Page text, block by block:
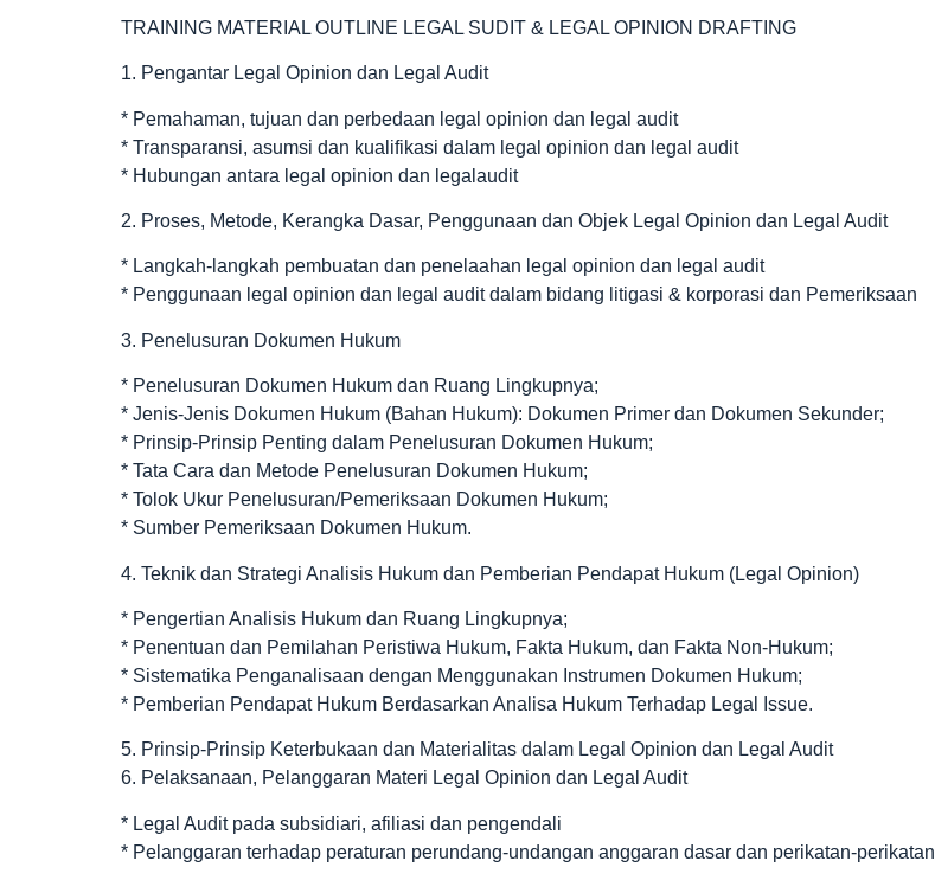
TRAINING MATERIAL OUTLINE LEGAL SUDIT & LEGAL OPINION DRAFTING
1. Pengantar Legal Opinion dan Legal Audit
* Pemahaman, tujuan dan perbedaan legal opinion dan legal audit
* Transparansi, asumsi dan kualifikasi dalam legal opinion dan legal audit
* Hubungan antara legal opinion dan legalaudit
2. Proses, Metode, Kerangka Dasar, Penggunaan dan Objek Legal Opinion dan Legal Audit
* Langkah-langkah pembuatan dan penelaahan legal opinion dan legal audit
* Penggunaan legal opinion dan legal audit dalam bidang litigasi & korporasi dan Pemeriksaan
3. Penelusuran Dokumen Hukum
* Penelusuran Dokumen Hukum dan Ruang Lingkupnya;
* Jenis-Jenis Dokumen Hukum (Bahan Hukum): Dokumen Primer dan Dokumen Sekunder;
* Prinsip-Prinsip Penting dalam Penelusuran Dokumen Hukum;
* Tata Cara dan Metode Penelusuran Dokumen Hukum;
* Tolok Ukur Penelusuran/Pemeriksaan Dokumen Hukum;
* Sumber Pemeriksaan Dokumen Hukum.
4. Teknik dan Strategi Analisis Hukum dan Pemberian Pendapat Hukum (Legal Opinion)
* Pengertian Analisis Hukum dan Ruang Lingkupnya;
* Penentuan dan Pemilahan Peristiwa Hukum, Fakta Hukum, dan Fakta Non-Hukum;
* Sistematika Penganalisaan dengan Menggunakan Instrumen Dokumen Hukum;
* Pemberian Pendapat Hukum Berdasarkan Analisa Hukum Terhadap Legal Issue.
5. Prinsip-Prinsip Keterbukaan dan Materialitas dalam Legal Opinion dan Legal Audit
6. Pelaksanaan, Pelanggaran Materi Legal Opinion dan Legal Audit
* Legal Audit pada subsidiari, afiliasi dan pengendali
* Pelanggaran terhadap peraturan perundang-undangan anggaran dasar dan perikatan-perikatan